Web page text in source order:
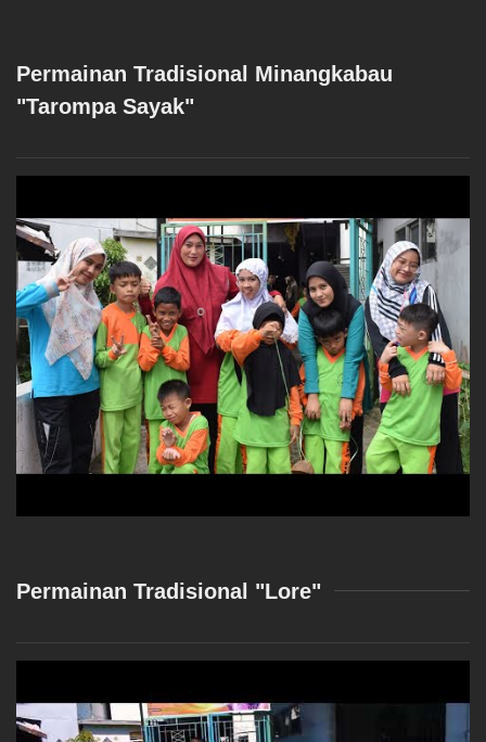
Permainan Tradisional Minangkabau
"Tarompa Sayak"
Permainan Tradisional "Lore"